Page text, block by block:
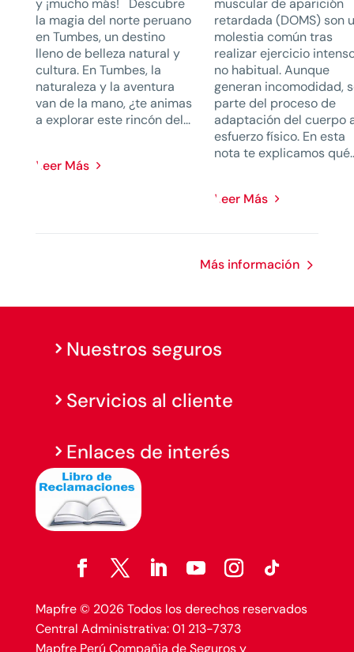
y ¡mucho más! Descubre
la magia del norte peruano
en Tumbes, un destino
lleno de belleza natural y
cultura. En Tumbes, la
naturaleza y la aventura
van de la mano, ¿te animas
a explorar este rincón del...
Leer Más
muscular de aparición
retardada (DOMS) son
molestia común tras
realizar ejercicio
no habitual. Aunque
generan incomodidad,
parte del proceso de
adaptación del cuerpo
esfuerzo físico. En esta
nota te explicamos
Leer Más
Más información
Nuestros seguros
Servicios al cliente
Enlaces de interés
Mapfre © 2026 Todos los derechos reservados
Central Administrativa: 01 213-7373
Mapfre Perú Compañia de Seguros y